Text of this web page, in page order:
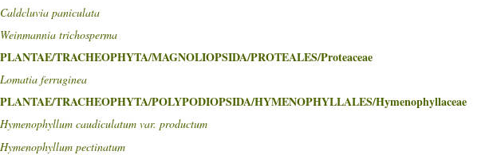
Caldcluvia paniculata
Weinmannia trichosperma
PLANTAE/TRACHEOPHYTA/MAGNOLIOPSIDA/PROTEALES/Proteaceae
Lomatia ferruginea
PLANTAE/TRACHEOPHYTA/POLYPODIOPSIDA/HYMENOPHYLLALES/Hymenophyllaceae
Hymenophyllum caudiculatum var. productum
Hymenophyllum pectinatum